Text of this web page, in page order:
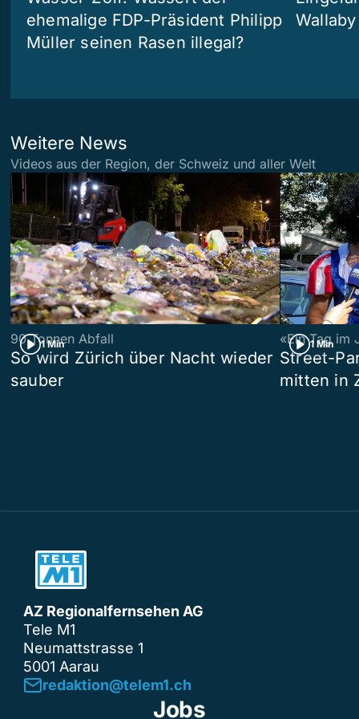
ehemalige FDP-Präsident Philipp
Müller seinen Rasen illegal?
Weitere News
Videos aus der Region, der Schweiz und aller Welt
1 Min
90 Tonnen Abfall
So wird Zürich über Nacht wieder
sauber
1 Min
«Ein Tag im
Street-
mitten in
AZ Regionalfernsehen AG
Tele M1
Neumattstrasse 1
5001 Aarau
redaktion@telem1.ch
Jobs